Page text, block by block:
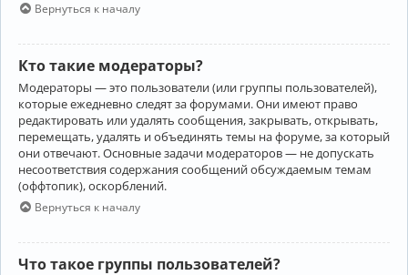
Вернуться к началу
Кто такие модераторы?
Модераторы — это пользователи (или группы пользователей),
которые ежедневно следят за форумами. Они имеют право
редактировать или удалять сообщения, закрывать, открывать,
перемещать, удалять и объединять темы на форуме, за который
они отвечают. Основные задачи модераторов — не допускать
несоответствия содержания сообщений обсуждаемым темам
(оффтопик), оскорблений.
Вернуться к началу
Что такое группы пользователей?